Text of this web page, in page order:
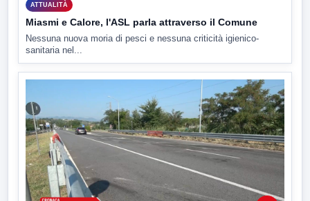
ATTUALITÀ
Miasmi e Calore, l'ASL parla attraverso il Comune
Nessuna nuova moria di pesci e nessuna criticità igienico-
sanitaria nel...